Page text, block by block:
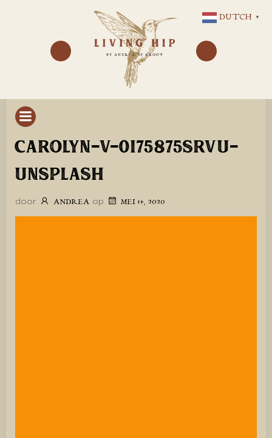
NAAR
DE
INHOUD
CAROLYN-V-0I75875SRVU-
UNSPLASH
door ANDREA op MEI 14, 2020
DUTCH ▼